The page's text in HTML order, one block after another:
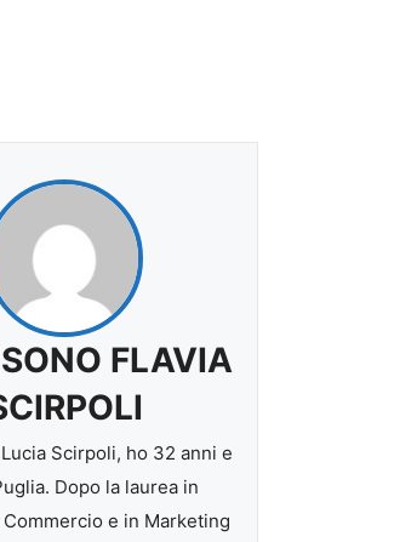
FLAVIA
Scirpoli, ho 32 anni e
Dopo la laurea in
Commercio e in Marketing